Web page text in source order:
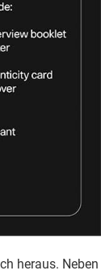
heraus. Neben